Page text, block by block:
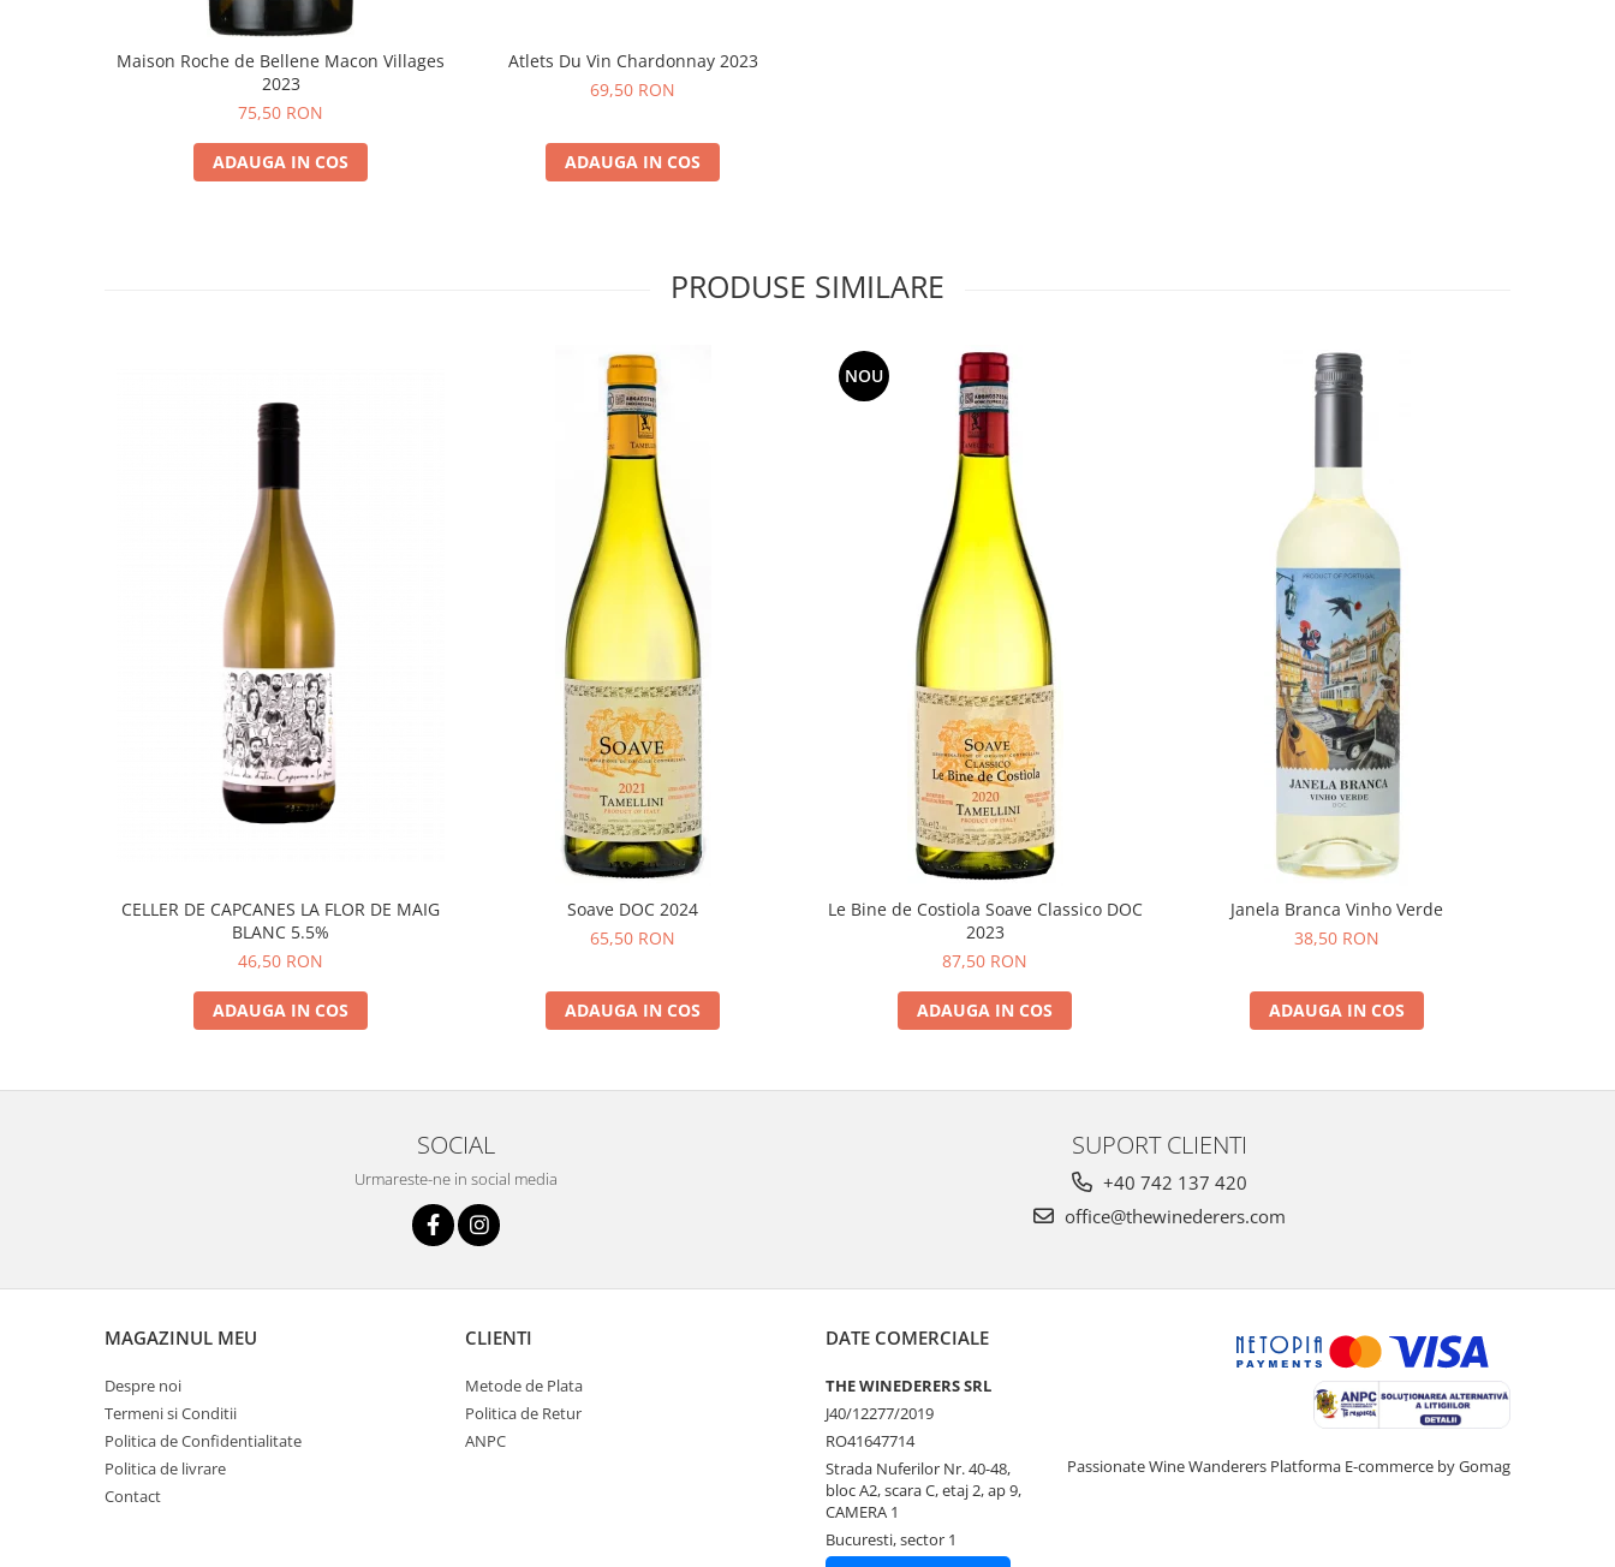
Maison Roche de Bellene Macon Villages
2023
75,50 RON
ADAUGA IN COS
Atlets Du Vin Chardonnay 2023
69,50 RON
ADAUGA IN COS
PRODUSE SIMILARE
CELLER DE CAPCANES LA FLOR DE MAIG
BLANC 5.5%
46,50 RON
ADAUGA IN COS
Soave DOC 2024
65,50 RON
ADAUGA IN COS
NOU
Le Bine de Costiola Soave Classico DOC
2023
87,50 RON
ADAUGA IN COS
Janela Branca Vinho Verde
38,50 RON
ADAUGA IN COS
SOCIAL
Urmareste-ne in social media
SUPORT CLIENTI
+40 742 137 420
office@thewinederers.com
MAGAZINUL MEU
Despre noi
Termeni si Conditii
Politica de Confidentialitate
Politica de livrare
Contact
CLIENTI
Metode de Plata
Politica de Retur
ANPC
DATE COMERCIALE
THE WINEDERERS SRL
J40/12277/2019
RO41647714
Strada Nuferilor Nr. 40-48,
bloc A2, scara C, etaj 2, ap 9,
CAMERA 1
Bucuresti, sector 1
Passionate Wine Wanderers Platforma E-commerce by Gomag